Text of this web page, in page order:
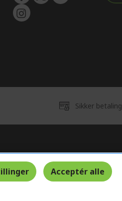
Sikker betaling
Danmark
Acceptér alle